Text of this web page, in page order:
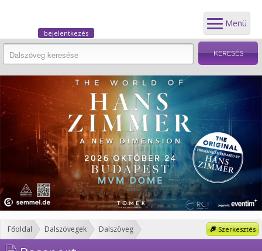
Menü
bejelentkezés
Szerkesztés
Főoldal Dalszövegek Dalszöveg